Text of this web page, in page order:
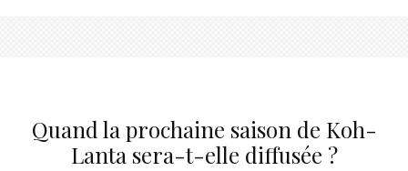
Quand la prochaine saison de Koh-
Lanta sera-t-elle diffusée ?